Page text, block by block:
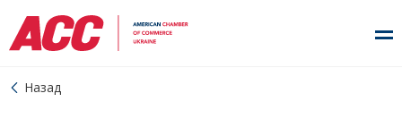
Назад